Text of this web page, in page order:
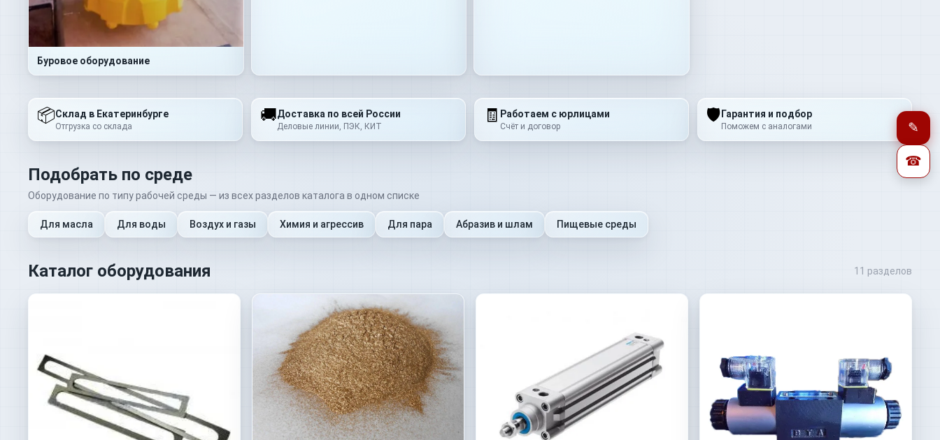
Буровое оборудование
📦Склад в Екатеринбурге
Отгрузка со склада
🚚Доставка по всей России
Деловые линии, ПЭК, КИТ
🧾 Работаем с юрлицами
Счёт и договор
🛡 Гарантия и подбор
Поможем с аналогами
Подобрать по среде
Оборудование по типу рабочей среды — из всех разделов каталога в одном списке
Для масла Для воды Воздух и газы Химия и агрессив Для пара Абразив и шлам Пищевые среды
Каталог оборудования 11 разделов
✎
☎